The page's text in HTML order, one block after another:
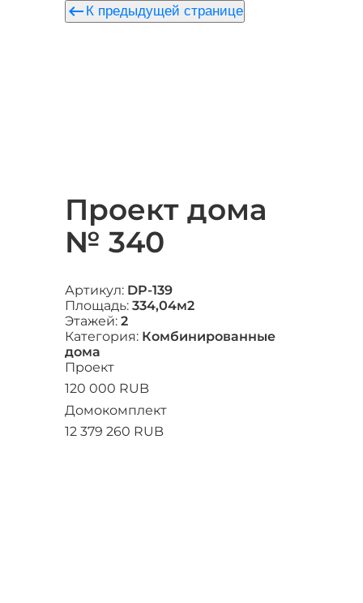
keyboard_backspace К предыдущей странице
Проект дома
№ 340
Артикул: DP-139
Площадь: 334,04м2
Этажей: 2
Категория: Комбинированные
дома
Проект
120 000 RUB
Домокомплект
12 379 260 RUB